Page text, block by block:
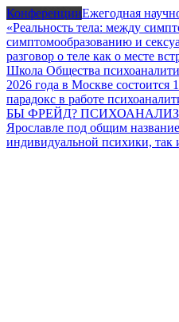
КонференцииЕжегодная
«Реальность тела: между
симптомообразованию и
разговор о теле как о месте
Школа Общества
2026 года в Москве состоится
парадокс в работе
БЫ ФРЕЙД? ПСИХОАНАЛИЗ
Ярославле под общим
индивидуальной психики, так